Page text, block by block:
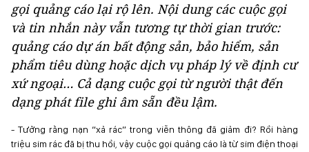
gọi quảng cáo lại rộ lên. Nội dung các cuộc gọi
và tin nhắn này vẫn tương tự thời gian trước:
quảng cáo dự án bất động sản, bảo hiểm, sản
phẩm tiêu dùng hoặc dịch vụ pháp lý về định cư
xứ ngoại… Cả dạng cuộc gọi từ người thật đến
dạng phát file ghi âm sẵn đều lậm.
- Tưởng rằng nạn “xả rác” trong viễn thông đã giảm đi? Rồi hàng
triệu sim rác đã bị thu hồi, vậy cuộc gọi quảng cáo là từ sim điện thoại